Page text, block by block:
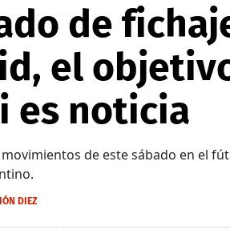
de
el
es noticia
de este sábado en el
DIEZ